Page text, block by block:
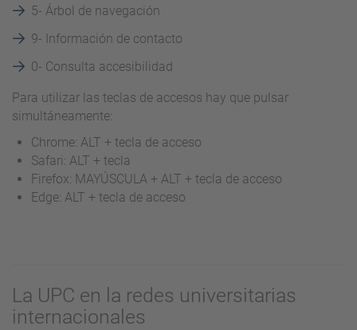
5- Árbol de navegación
9- Información de contacto
0- Consulta accesibilidad
Para utilizar las teclas de accesos hay que pulsar
simultáneamente:
Chrome: ALT + tecla de acceso
Safari: ALT + tecla
Firefox: MAYÚSCULA + ALT + tecla de acceso
Edge: ALT + tecla de acceso
La UPC en la redes universitarias
internacionales